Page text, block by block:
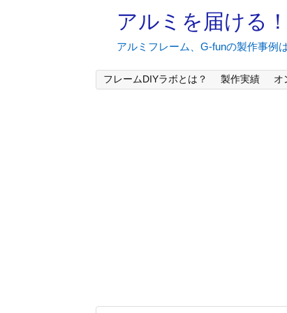
アルミを届ける
アルミフレーム、G-funの製作事例
フレームDIYラボとは？ 製作実績 オ